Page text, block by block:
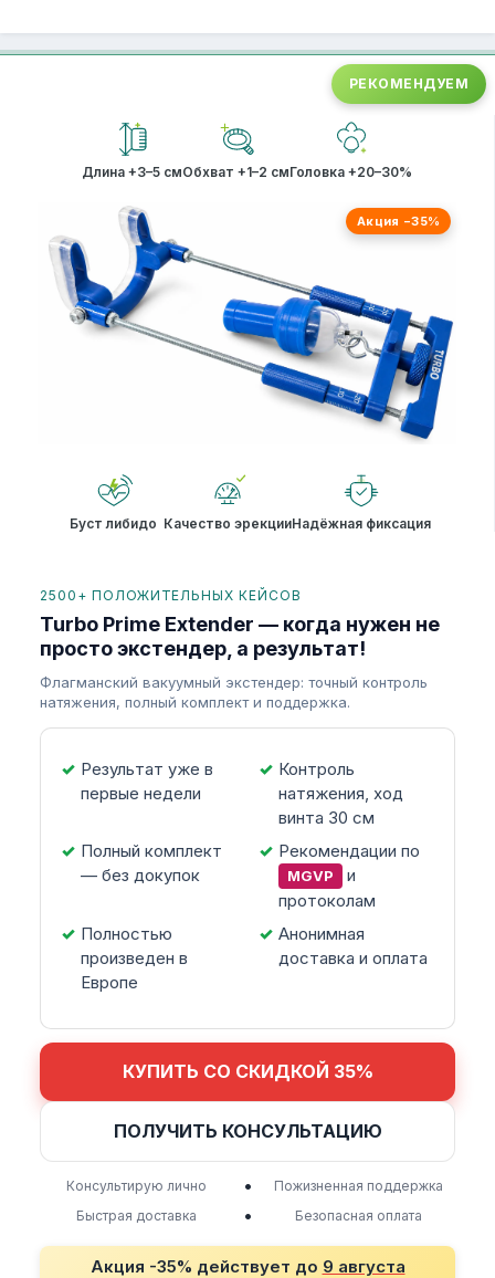
РЕКОМЕНДУЕМ
Длина +3–5 смОбхват +1–2 смГоловка +20–30%
Акция −35%
Буст либидо Качество эрекцииНадёжная фиксация
2500+ ПОЛОЖИТЕЛЬНЫХ КЕЙСОВ
Turbo Prime Extender — когда нужен не
просто экстендер, а результат!
Флагманский вакуумный экстендер: точный контроль
натяжения, полный комплект и поддержка.
Результат уже в
первые недели
Контроль
натяжения, ход
винта 30 см
Полный комплект
— без докупок
Рекомендации по
MGVP
и
протоколам
Полностью
произведен в
Европе
Анонимная
доставка и оплата
КУПИТЬ СО СКИДКОЙ 35%
ПОЛУЧИТЬ КОНСУЛЬТАЦИЮ
Консультирую лично •
Пожизненная поддержка
Быстрая доставка
• Безопасная оплата
Акция -35% действует до 9 августа